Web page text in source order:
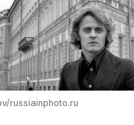
russiainphoto.ru